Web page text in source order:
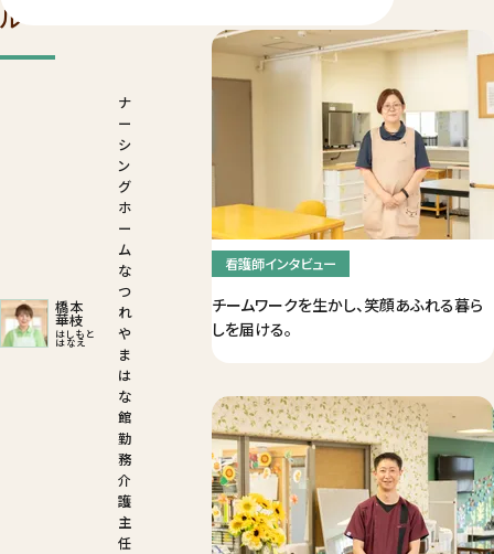
ル
橋本
華枝
はしもと
はなえ
ナ
ー
シ
ン
グ
ホ
ー
ム
な
つ
れ
や
ま
は
な
館
勤
務
介
護
主
任
看護師インタビュー
チームワークを生かし、笑顔あふれる暮ら
しを届ける。